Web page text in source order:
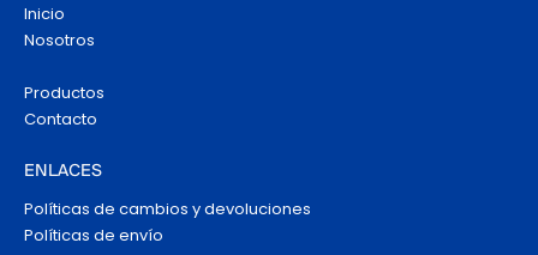
Inicio
Nosotros
Productos
Contacto
ENLACES
Políticas de cambios y devoluciones
Políticas de envío